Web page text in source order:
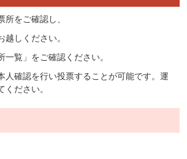
をご確認し、
しください。
覧」をご確認ください。
確認を行い投票することが可能です。運
ださい。